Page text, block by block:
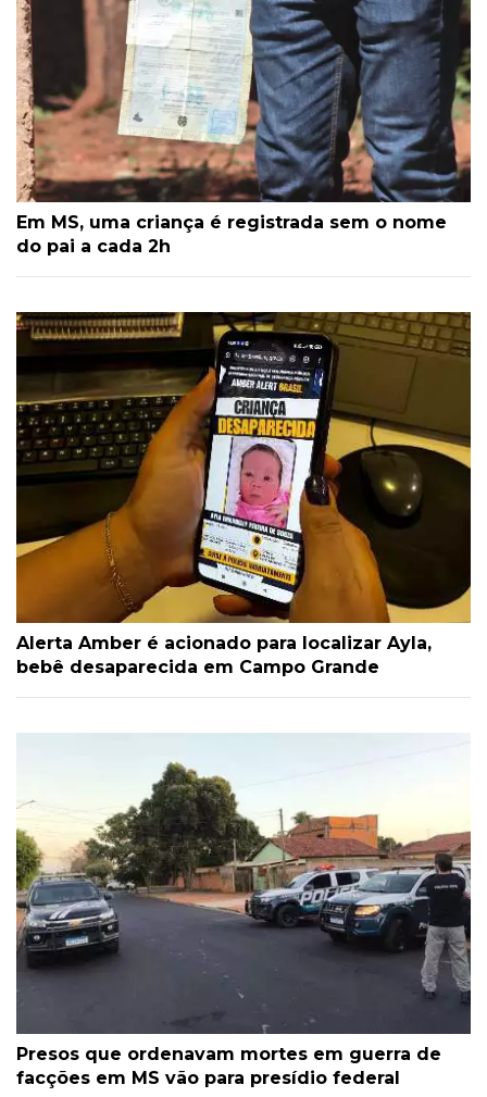
Em MS, uma criança é registrada sem o nome
do pai a cada 2h
Alerta Amber é acionado para localizar Ayla,
bebê desaparecida em Campo Grande
Presos que ordenavam mortes em guerra de
facções em MS vão para presídio federal